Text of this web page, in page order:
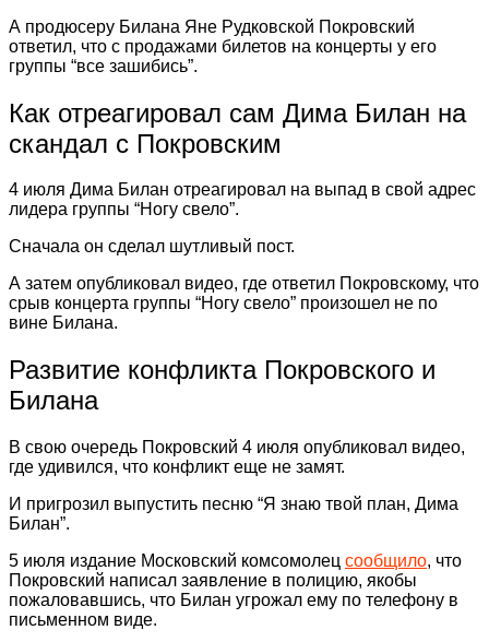
А продюсеру Билана Яне Рудковской Покровский
ответил, что с продажами билетов на концерты у его
группы “все зашибись”.
Как отреагировал сам Дима Билан на
скандал с Покровским
4 июля Дима Билан отреагировал на выпад в свой адрес
лидера группы “Ногу свело”.
Сначала он сделал шутливый пост.
А затем опубликовал видео, где ответил Покровскому, что
срыв концерта группы “Ногу свело” произошел не по
вине Билана.
Развитие конфликта Покровского и
Билана
В свою очередь Покровский 4 июля опубликовал видео,
где удивился, что конфликт еще не замят.
И пригрозил выпустить песню “Я знаю твой план, Дима
Билан”.
5 июля издание Московский комсомолец сообщило, что
Покровский написал заявление в полицию, якобы
пожаловавшись, что Билан угрожал ему по телефону в
письменном виде.